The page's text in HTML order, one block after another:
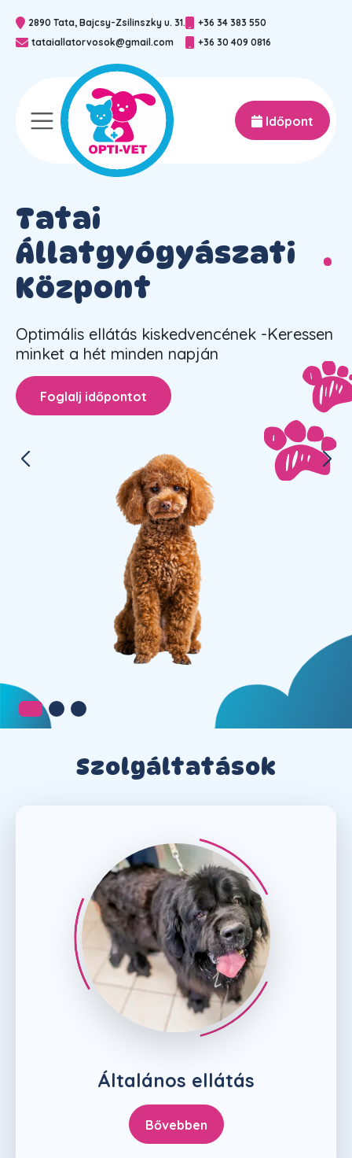
2890 Tata, Bajcsy-Zsilinszky u. 31.
tataiallatorvosok@gmail.com
+36 34 383 550
+36 30 409 0816
kezelünk?
diagnosztika
Időpont
Tatai
Állatgyógyászati
Központ
Optimális ellátás kiskedvencének -Keressen
minket a hét minden napján
Foglalj időpontot
Szolgáltatások
Általános ellátás
Bővebben